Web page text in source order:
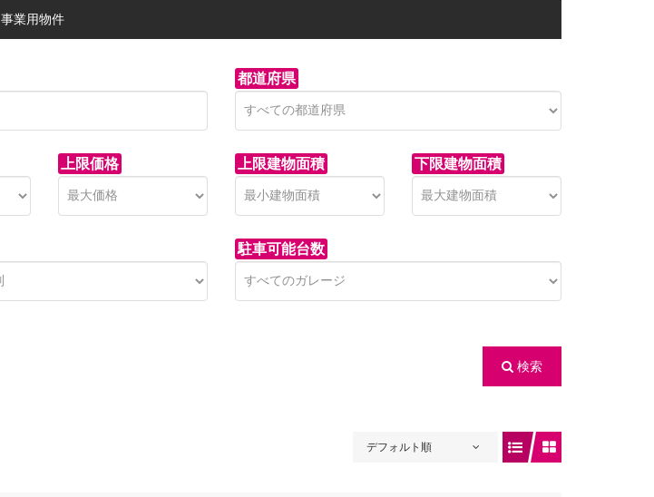
事業用物件
都道府県
上限価格 上限建物面積 下限建物面積
駐車可能台数
検索
デフォルト順